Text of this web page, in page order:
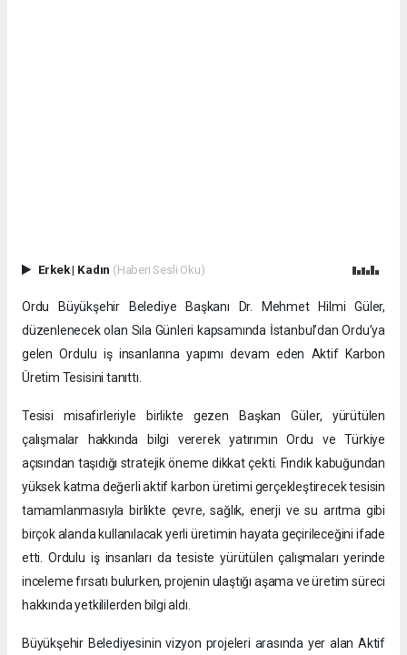
Erkek| Kadın (Haberi Sesli Oku)
Ordu Büyükşehir Belediye Başkanı Dr. Mehmet Hilmi Güler,
düzenlenecek olan Sıla Günleri kapsamında İstanbul’dan Ordu’ya
gelen Ordulu iş insanlarına yapımı devam eden Aktif Karbon
Üretim Tesisini tanıttı.
Tesisi misafirleriyle birlikte gezen Başkan Güler, yürütülen
çalışmalar hakkında bilgi vererek yatırımın Ordu ve Türkiye
açısından taşıdığı stratejik öneme dikkat çekti. Fındık kabuğundan
yüksek katma değerli aktif karbon üretimi gerçekleştirecek tesisin
tamamlanmasıyla birlikte çevre, sağlık, enerji ve su arıtma gibi
birçok alanda kullanılacak yerli üretimin hayata geçirileceğini ifade
etti. Ordulu iş insanları da tesiste yürütülen çalışmaları yerinde
inceleme fırsatı bulurken, projenin ulaştığı aşama ve üretim süreci
hakkında yetkililerden bilgi aldı.
Büyükşehir Belediyesinin vizyon projeleri arasında yer alan Aktif